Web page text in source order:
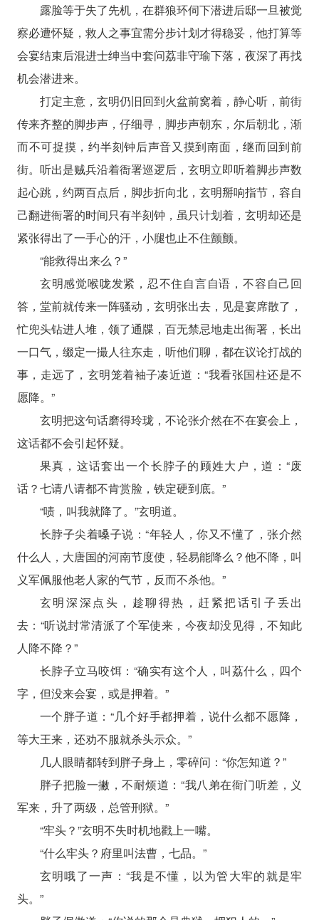
露脸等于失了先机，在群狼环伺下潜进后邸一旦被觉
察必遭怀疑，救人之事宜需分步计划才得稳妥，他打算等
会宴结束后混进士绅当中套问荔非守瑜下落，夜深了再找
机会潜进来。
打定主意，玄明仍旧回到火盆前窝着，静心听，前街
传来齐整的脚步声，仔细寻，脚步声朝东，尔后朝北，渐
而不可捉摸，约半刻钟后声音又摸到南面，继而回到前
街。听出是贼兵沿着衙署巡逻后，玄明立即听着脚步声数
起心跳，约两百点后，脚步折向北，玄明掰响指节，容自
己翻进衙署的时间只有半刻钟，虽只计划着，玄明却还是
紧张得出了一手心的汗，小腿也止不住颤颤。
“能救得出来么？”
玄明感觉喉咙发紧，忍不住自言自语，不容自己回
答，堂前就传来一阵骚动，玄明张出去，见是宴席散了，
忙兜头钻进人堆，领了通牒，百无禁忌地走出衙署，长出
一口气，缀定一撮人往东走，听他们聊，都在议论打战的
事，走远了，玄明笼着袖子凑近道：“我看张国柱还是不
愿降。”
玄明把这句话磨得玲珑，不论张介然在不在宴会上，
这话都不会引起怀疑。
果真，这话套出一个长脖子的顾姓大户，道：“废
话？七请八请都不肯赏脸，铁定硬到底。”
“啧，叫我就降了。”玄明道。
长脖子尖着嗓子说：“年轻人，你又不懂了，张介然
什么人，大唐国的河南节度使，轻易能降么？他不降，叫
义军佩服他老人家的气节，反而不杀他。”
玄明深深点头，趁聊得热，赶紧把话引子丢出
去：“听说封常清派了个军使来，今夜却没见得，不知此
人降不降？”
长脖子立马咬饵：“确实有这个人，叫荔什么，四个
字，但没来会宴，或是押着。”
一个胖子道：“几个好手都押着，说什么都不愿降，
等大王来，还劝不服就杀头示众。”
几人眼睛都转到胖子身上，零碎问：“你怎知道？”
胖子把脸一撇，不耐烦道：“我八弟在衙门听差，义
军来，升了两级，总管刑狱。”
“牢头？”玄明不失时机地戳上一嘴。
“什么牢头？府里叫法曹，七品。”
玄明哦了一声：“我是不懂，以为管大牢的就是牢
头。”